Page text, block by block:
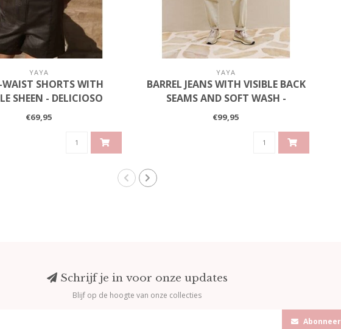
YAYA
SHORTS WITH
SHEEN - DELICIOSO
BROWN
€69,95
YAYA
BARREL JEANS WITH VISIBLE BACK
SEAMS AND SOFT WASH -
SANDSTONE BEIGE
€99,95
Schrijf je in voor onze updates
Blijf op de hoogte van onze collecties
Abonneer